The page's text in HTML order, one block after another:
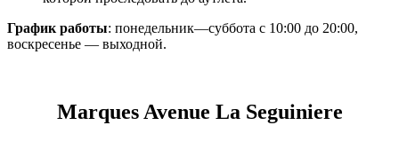
График работы: понедельник—суббота с 10:00 до 20:00,
воскресенье — выходной.
Marques Avenue La Sеguiniеre